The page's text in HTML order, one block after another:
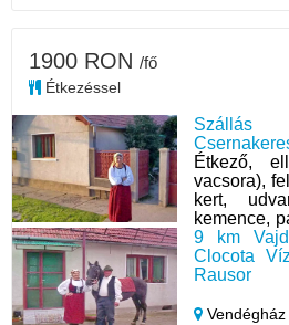
Étkező,
vacsora),
kert,
kemence,
9 km
Clocota
Rausor
1900 RON /fő
Étkezéssel